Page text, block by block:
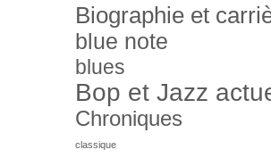
Biographie et
blue note
blues
Bop et Jazz
Chroniques
classique